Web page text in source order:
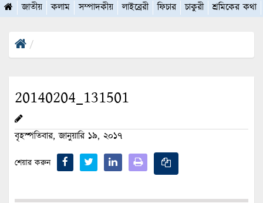
জাতীয় কলাম সম্পাদকীয় লাইব্রেরী ফিচার চাকুরী শ্রমিকের কথা
20140204_131501
বৃহস্পতিবার, জানুয়ারি ১৯, ২০১৭
শেয়ার করুন